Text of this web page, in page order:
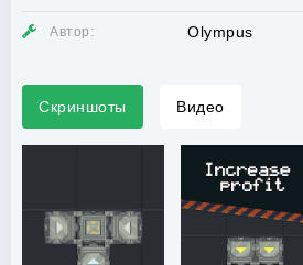
Автор: Olympus
Скриншоты Видео